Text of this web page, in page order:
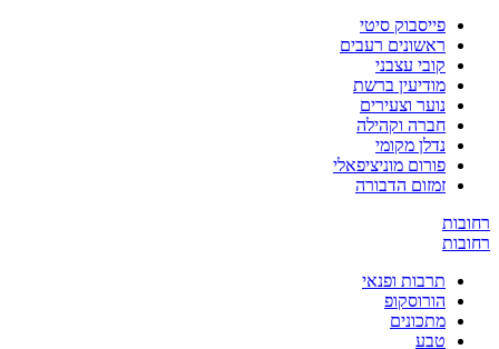
פייסבוק סיטי
ראשונים רעבים
קובי עצבני
מודיעין ברשת
נוער וצעירים
חברה וקהילה
נדלן מקומי
פורום מוניציפאלי
זמזום הדבורה
תרבות ופנאי
הורוסקופ
מתכונים
טבע